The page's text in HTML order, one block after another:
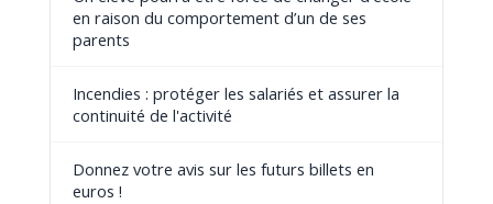
en raison du comportement d’un de ses
parents
Incendies : protéger les salariés et assurer la
continuité de l'activité
Donnez votre avis sur les futurs billets en
euros !